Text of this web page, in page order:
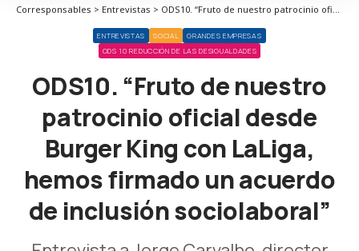
Corresponsables > Entrevistas > ODS10. “Fruto de nuestro patrocinio oficial desde Burger King con LaLiga, hemos firmado un acuerdo de inclusión sociolaboral”
ENTREVISTAS SOCIAL
GRANDES EMPRESAS
ODS 10 REDUCCIÓN DE LAS DESIGUALDADES
ODS10. “Fruto de nuestro
patrocinio oficial desde
Burger King con LaLiga,
hemos firmado un acuerdo
de inclusión sociolaboral”